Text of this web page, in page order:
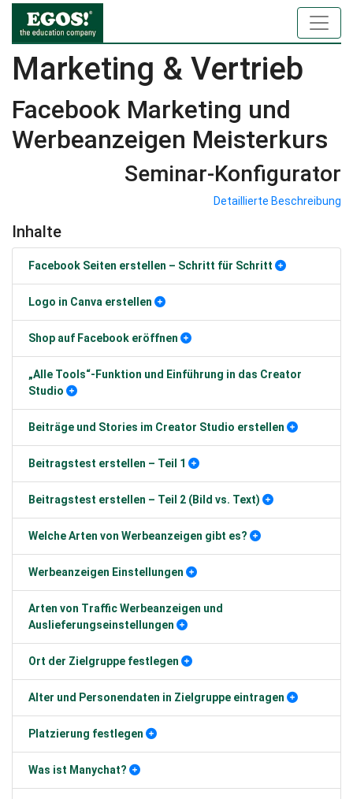
Marketing & Vertrieb
Facebook Marketing und
Werbeanzeigen Meisterkurs
Seminar-Konfigurator
Detaillierte Beschreibung
Inhalte
Facebook Seiten erstellen – Schritt für Schritt
Logo in Canva erstellen
Shop auf Facebook eröffnen
„Alle Tools“-Funktion und Einführung in das Creator
Studio
Beiträge und Stories im Creator Studio erstellen
Beitragstest erstellen – Teil 1
Beitragstest erstellen – Teil 2 (Bild vs. Text)
Welche Arten von Werbeanzeigen gibt es?
Werbeanzeigen Einstellungen
Arten von Traffic Werbeanzeigen und
Auslieferungseinstellungen
Ort der Zielgruppe festlegen
Alter und Personendaten in Zielgruppe eintragen
Platzierung festlegen
Was ist Manychat?